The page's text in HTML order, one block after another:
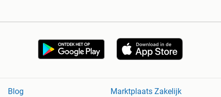
Blog
Marktplaats Zakelijk